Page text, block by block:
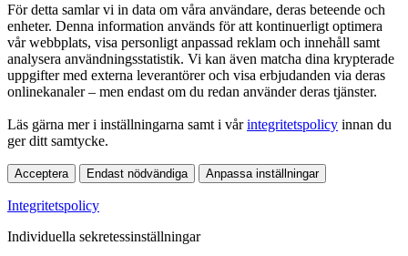
För detta samlar vi in data om våra användare, deras beteende och
enheter. Denna information används för att kontinuerligt optimera
vår webbplats, visa personligt anpassad reklam och innehåll samt
analysera användningsstatistik. Vi kan även matcha dina krypterade
uppgifter med externa leverantörer och visa erbjudanden via deras
onlinekanaler – men endast om du redan använder deras tjänster.
Läs gärna mer i inställningarna samt i vårintegritetspolicy innan du
ger ditt samtycke.
Acceptera Endast nödvändiga Anpassa inställningar
Integritetspolicy
Individuella sekretessinställningar